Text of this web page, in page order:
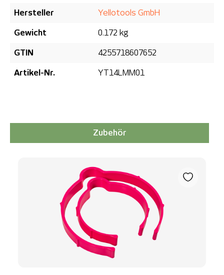
Hersteller Yellotools GmbH
Gewicht 0.172 kg
GTIN 4255718607652
Artikel-Nr. YT14LMM01
Zubehör